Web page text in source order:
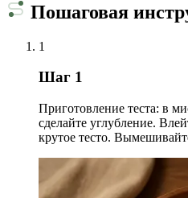
Пошаговая
1
Шаг 1
Приготовление теста: в
сделайте углубление.
крутое тесто.